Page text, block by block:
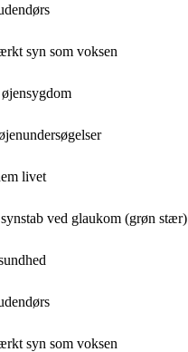
syn som voksen
livet
ved glaukom (grøn stær)
syn som voksen